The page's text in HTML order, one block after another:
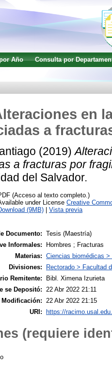
Año
Consulta por
en
a
(2019)
a fracturas por
del Salvador.
(Acceso al texto completo.)
under License Creative
(9MB)
Vista previa
Documento: Tesis (Maestría)
Informales:
Hombres ; Fracturas
Materias: Ciencias biomédicas >
Divisiones:
Rectorado > Facultad
Remitente:
Bibl. Ximena Izurieta
se Depositó: 22 Abr 2022 21:11
Modificación:
22 Abr 2022 21:15
URI:
https://
(requiere